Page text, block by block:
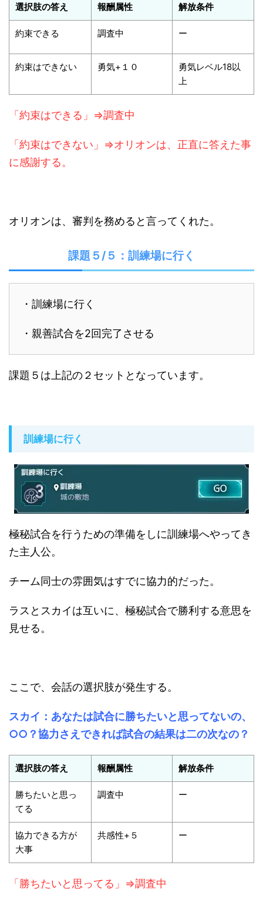
選択肢の答え 報酬属性 解放条件
約束できる 調査中 ー
約束はできない 勇気+１０
勇気レベル18以
上
「約束はできる」⇒調査中
「約束はできない」⇒オリオンは、正直に答えた事
に感謝する。
オリオンは、審判を務めると言ってくれた。
課題５/５：訓練場に行く
・訓練場に行く
・親善試合を2回完了させる
課題５は上記の２セットとなっています。
訓練場に行く
極秘試合を行うための準備をしに訓練場へやってき
た主人公。
チーム同士の雰囲気はすでに協力的だった。
ラスとスカイは互いに、極秘試合で勝利する意思を
見せる。
ここで、会話の選択肢が発生する。
スカイ：あなたは試合に勝ちたいと思ってないの、
○○？協力さえできれば試合の結果は二の次なの？
選択肢の答え 報酬属性 解放条件
勝ちたいと思っ
てる
調査中 ー
協力できる方が
大事
共感性+５ ー
「勝ちたいと思ってる」⇒調査中